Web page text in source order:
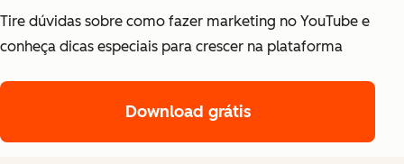
Tire dúvidas sobre como fazer marketing no YouTube e
conheça dicas especiais para crescer na plataforma
Download grátis